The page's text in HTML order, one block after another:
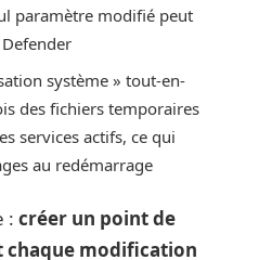
paramètre modifié peut
système » tout-en-
des fichiers temporaires
services actifs, ce qui
au redémarrage
: créer un point de
modification